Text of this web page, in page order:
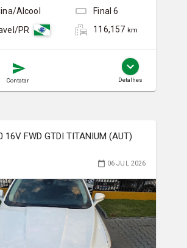
Álcool Final6
PR
116,157 km
Contatar Detalhes
16V FWD GTDI TITANIUM (AUT)
06 JUL 2026